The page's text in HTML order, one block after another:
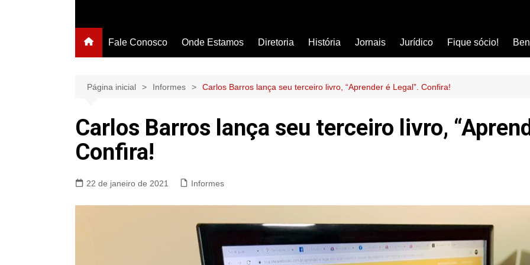
Fale Conosco Onde Estamos Diretoria História Jornais Jurídico Fique sócio!
Página inicial Informes Carlos Barros lança seu terceiro livro, “Aprender é Legal”. Confira!
Carlos Barros lança seu terceiro livro,
Confira!
22 de janeiro de 2021 Informes